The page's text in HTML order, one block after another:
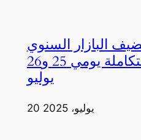
البازار السنوي
لجمعية الرعاية المتكاملة يومي 25 و26
يوليو
20 يوليو، 2025